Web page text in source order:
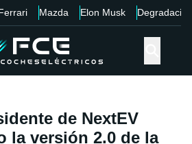
Mazda Elon Musk Degradación
de NextEV
la versión 2.0 de la